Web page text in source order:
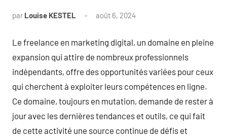
par Louise KESTEL août 6, 2024
Le freelance en marketing digital, un domaine en pleine
expansion qui attire de nombreux professionnels
indépendants, offre des opportunités variées pour ceux
qui cherchent à exploiter leurs compétences en ligne.
Ce domaine, toujours en mutation, demande de rester à
jour avec les dernières tendances et outils, ce qui fait
de cette activité une source continue de défis et